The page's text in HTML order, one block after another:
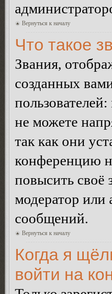
Вернуться к началу
Что такое
Звания,
созданных
не можете
так как они
конференцию
повысить своё
модератор или
сообщений.
Вернуться к началу
Когда я
войти на